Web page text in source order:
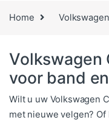
Home Volkswagen
Volkswagen
voor band
Wilt u uw Volkswagen
met nieuwe velgen?